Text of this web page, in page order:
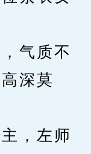
气质不
深莫
，左师